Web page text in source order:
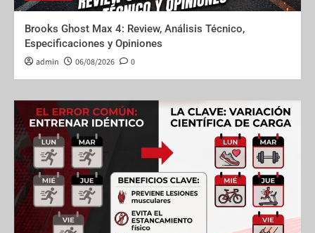
Brooks Ghost Max 4: Review, Análisis Técnico,
Especificaciones y Opiniones
admin 06/08/2026 0